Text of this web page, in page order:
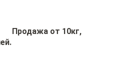
Продажа от 10кг,